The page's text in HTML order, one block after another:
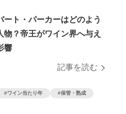
ート・パーカーはどのよう
物？帝王がワイン界へ与え
響
記事を読む
ワイン当たり年 保管・熟成